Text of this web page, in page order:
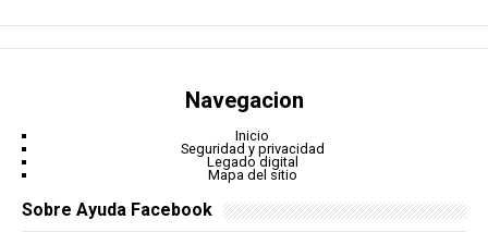
Navegacion
Inicio
Seguridad y privacidad
Legado digital
Mapa del sitio
Sobre Ayuda Facebook